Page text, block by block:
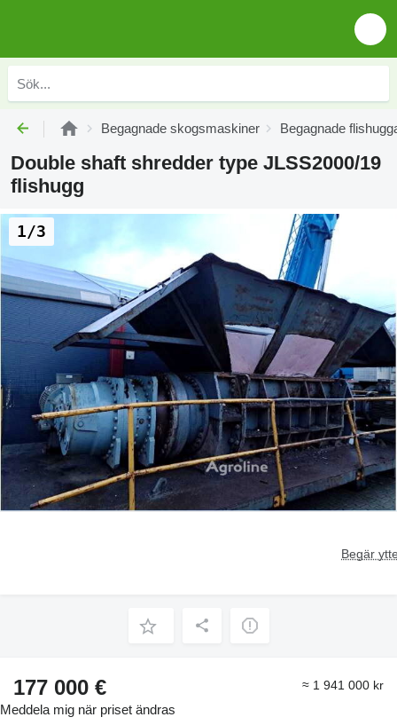
Begagnade skogsmaskiner Begagnade
Double shaft shredder type JLSS2000/19
flishugg
Begär
1/3
177 000 € ≈ 1 941 000 kr
Meddela mig när priset ändras